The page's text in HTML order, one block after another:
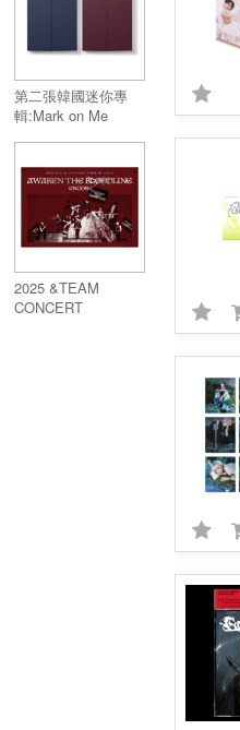
第二張韓國迷你專
輯:Mark on Me
Alnum:Mark on Me
(CRAVE YOU Ver.)
2025 &TEAM
CONCERT